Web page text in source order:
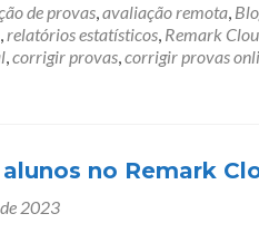
de provas,avaliação remota,
,relatórios estatísticos, Remark
,corrigir provas,corrigir provas
no Remark
2023